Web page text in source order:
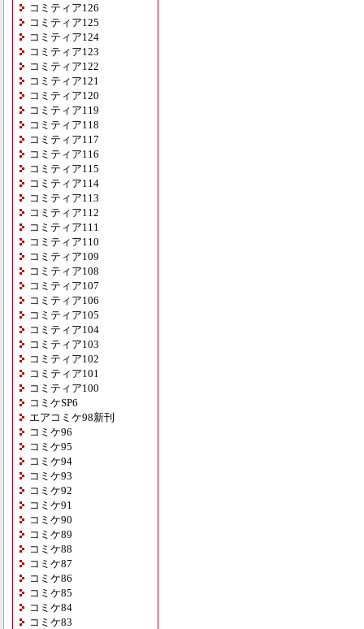
コミティア126
コミティア125
コミティア124
コミティア123
コミティア122
コミティア121
コミティア120
コミティア119
コミティア118
コミティア117
コミティア116
コミティア115
コミティア114
コミティア113
コミティア112
コミティア111
コミティア110
コミティア109
コミティア108
コミティア107
コミティア106
コミティア105
コミティア104
コミティア103
コミティア102
コミティア101
コミティア100
コミケSP6
エアコミケ98新刊
コミケ96
コミケ95
コミケ94
コミケ93
コミケ92
コミケ91
コミケ90
コミケ89
コミケ88
コミケ87
コミケ86
コミケ85
コミケ84
コミケ83